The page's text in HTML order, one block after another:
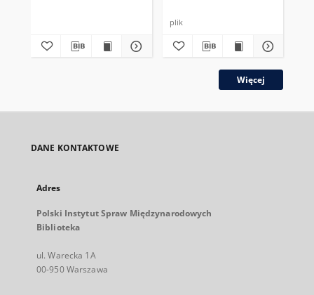
plik
Więcej
DANE KONTAKTOWE
Adres
Polski Instytut Spraw Międzynarodowych
Biblioteka
ul. Warecka 1A
00-950 Warszawa